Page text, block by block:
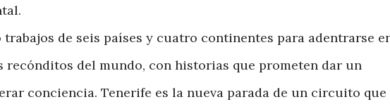
de seis países y cuatro continentes para adentrarse
recónditos del mundo, con historias que prometen dar un
conciencia. Tenerife es la nueva parada de un circuito que